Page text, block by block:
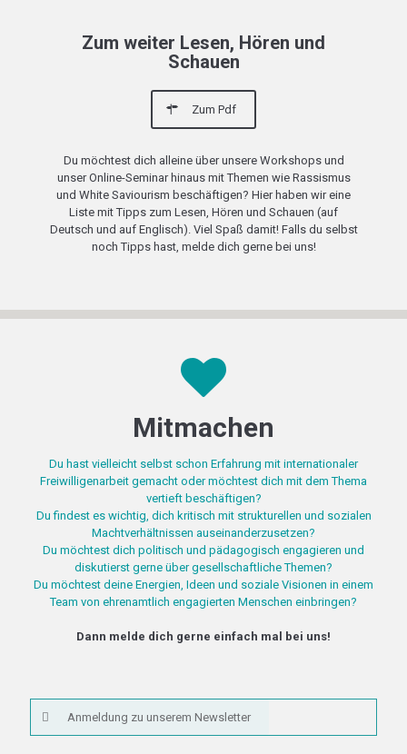
Zum weiter Lesen, Hören und
Schauen
Zum Pdf
Du möchtest dich alleine über unsere Workshops und
unser Online-Seminar hinaus mit Themen wie Rassismus
und White Saviourism beschäftigen? Hier haben wir eine
Liste mit Tipps zum Lesen, Hören und Schauen (auf
Deutsch und auf Englisch). Viel Spaß damit! Falls du selbst
noch Tipps hast, melde dich gerne bei uns!
Mitmachen
Du hast vielleicht selbst schon Erfahrung mit internationaler
Freiwilligenarbeit gemacht oder möchtest dich mit dem Thema
vertieft beschäftigen?
Du findest es wichtig, dich kritisch mit strukturellen und sozialen
Machtverhältnissen auseinanderzusetzen?
Du möchtest dich politisch und pädagogisch engagieren und
diskutierst gerne über gesellschaftliche Themen?
Du möchtest deine Energien, Ideen und soziale Visionen in einem
Team von ehrenamtlich engagierten Menschen einbringen?
Dann melde dich gerne einfach mal bei uns!
Anmeldung zu unserem Newsletter